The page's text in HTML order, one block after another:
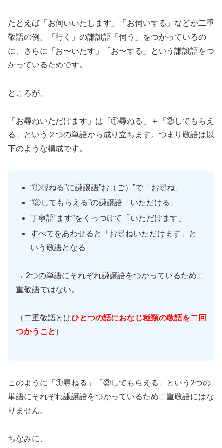
たとえば「お伺いいたします」「お伺いする」などが二重
敬語の例。「行く」の謙譲語「伺う」をつかっているの
に、さらに「お〜いたす」「お〜する」という謙譲語をつ
かっているためです。
ところが、
「お尋ねいただけます」は「①尋ねる」＋「②してもらえ
る」という２つの単語から成り立ちます。つまり敬語は以
下のような構成です。
“①尋ねる”に謙譲語”お（ご）”で「お尋ね」
“②してもらえる”の謙譲語「いただける」
丁寧語”ます”をくっつけて「いただけます」
すべてをあわせると「お尋ねいただけます」と
いう敬語となる
→ 2つの単語にそれぞれ謙譲語をつかっているため二
重敬語ではない。
（二重敬語とはひとつの語におなじ種類の敬語を二回
つかうこと ）
このように「①尋ねる」「②してもらえる」という2つの
単語にそれぞれ謙譲語をつかっているため二重敬語にはな
りません。
ちなみに、